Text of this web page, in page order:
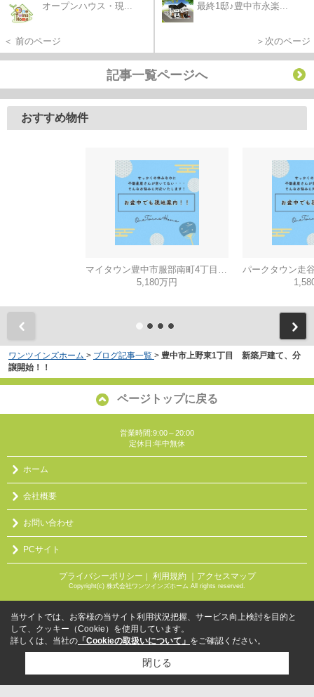
オープンハウス・現...
＜ 前のページ
最終1邸♪豊中市永楽...
＞次のページ
記事一覧ページへ
おすすめ物件
5,180万円
ワンツインズホーム > ブログ記事一覧 > 豊中市上野東1丁目 新築戸建て、分
譲開始！！
ページトップに戻る
営業時間:9:00～20:00
定休日:年中無休
ホーム
会社概要
お問い合わせ
PCサイト
プライバシーポリシー ｜ 利用規約 ｜アクセスマップ
Copyright(c) 株式会社ワンツインズホーム All rights reserved.
当サイトでは、お客様の当サイト利用状況把握、サービス向上検討を目的と
して、クッキー（Cookie）を使用しています。
詳しくは、当社の 「Cookieの取扱いについて」 をご確認ください。
閉じる